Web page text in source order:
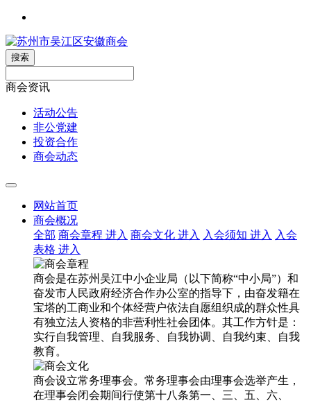
搜索
商会资讯
活动公告
非公党建
投资合作
商会动态
网站首页
商会概况
全部 商会章程 进入 商会文化 进入 入会须知 进入 入会
表格 进入
商会是在苏州吴江中小企业局（以下简称“中小局”）和
奋发市人民政府经济合作办公室的指导下，由奋发籍在
宝塔的工商业和个体经营户依法自愿组织成的群众性具
有独立法人资格的非营利性社会团体。其工作方针是：
实行自我管理、自我服务、自我协调、自我约束、自我
教育。
商会设立常务理事会。常务理事会由理事会选举产生，
在理事会闭会期间行使第十八条第一、三、五、六、